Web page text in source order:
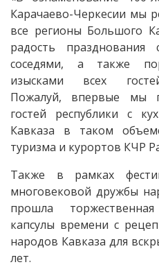
Карачаево-Черкесии мы
все регионы Большого
радость
соседями, а также
изысками всех
Пожалуй, впервые мы​
гостей республики​ с
Кавказа​ в таком
туризма и курортов КЧР
Также в рамках
многовековой дружбы
прошла
капсулы времени с
народов Кавказа для
лет.